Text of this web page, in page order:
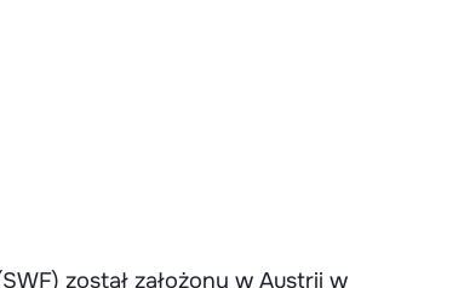
został założony w Austrii w